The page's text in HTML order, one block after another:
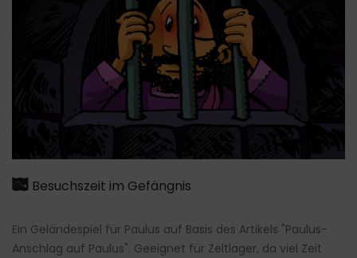
Besuchszeit im Gefängnis
Ein Geländespiel für Paulus auf Basis des Artikels "Paulus-
Anschlag auf Paulus". Geeignet für Zeltlager, da viel Zeit